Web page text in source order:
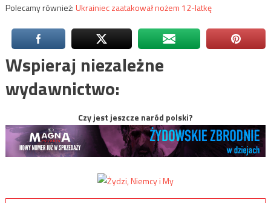
Polecamy również:Ukrainiec zaatakował nożem 12-latkę
Wspieraj niezależne
wydawnictwo:
Czy jest jeszcze naród polski?